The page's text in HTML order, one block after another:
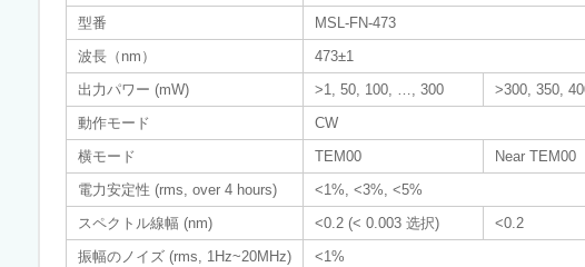
型番
MSL-FN-473
波長（nm）
473±1
出力パワー (mW)
>1, 50, 100, …, 300
>300, 350,
動作モード
CW
横モード
TEM00
Near TEM00
電力安定性 (rms, over 4 hours)
<1%, <3%, <5%
スペクトル線幅 (nm)
<0.2 (< 0.003 选択)
<0.2
振幅のノイズ (rms, 1Hz~20MHz)
<1%